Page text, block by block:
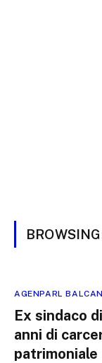
AGENPARL
Ex sindaco
anni di
patrimoniale